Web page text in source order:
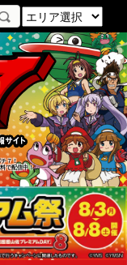
７！
で配信中！